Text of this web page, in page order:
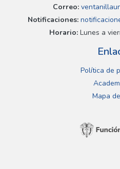
Correo:
Notificaciones:
Horario:Lunes a
Política de
Mapa